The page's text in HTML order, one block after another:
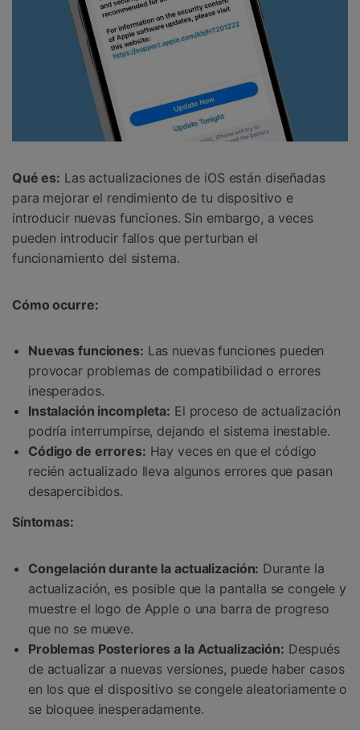
Qué es: Las actualizaciones de iOS están diseñadas
para mejorar el rendimiento de tu dispositivo e
introducir nuevas funciones. Sin embargo, a veces
pueden introducir fallos que perturban el
funcionamiento del sistema.
Cómo ocurre:
Nuevas funciones: Las nuevas funciones pueden
provocar problemas de compatibilidad o errores
inesperados.
Instalación incompleta: El proceso de actualización
podría interrumpirse, dejando el sistema inestable.
Código de errores: Hay veces en que el código
recién actualizado lleva algunos errores que pasan
desapercibidos.
Síntomas:
Congelación durante la actualización: Durante la
actualización, es posible que la pantalla se congele y
muestre el logo de Apple o una barra de progreso
que no se mueve.
Problemas Posteriores a la Actualización: Después
de actualizar a nuevas versiones, puede haber casos
en los que el dispositivo se congele aleatoriamente o
se bloquee inesperadamente.